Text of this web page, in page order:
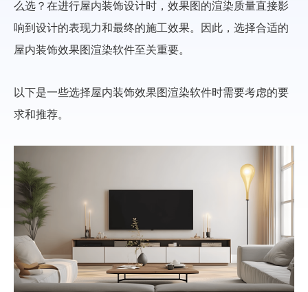
么选？在进行屋内装饰设计时，效果图的渲染质量直接影
响到设计的表现力和最终的施工效果。因此，选择合适的
屋内装饰效果图渲染软件至关重要。
以下是一些选择屋内装饰效果图渲染软件时需要考虑的要
求和推荐。